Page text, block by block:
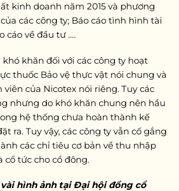
kinh doanh năm 2015 và phương
các công ty; Báo cáo tình hình tài
cáo về đầu tư ….
khó khăn đối với các công ty hoạt
thuốc Bảo vệ thực vật nói chung và
viên của Nicotex nói riêng. Tuy các
nhưng do khó khăn chung nên hầu
hệ thống chưa hoàn thành kế
ra. Tuy vậy, các công ty vẫn cố gắng
các chỉ tiêu cơ bản về thu nhập
cổ tức cho cổ đông.
hình ảnh tại Đại hội đồng cổ